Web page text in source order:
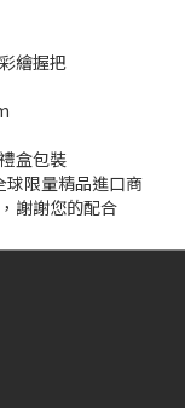
繪握把
盒包裝
球限量精品進口商
謝謝您的配合